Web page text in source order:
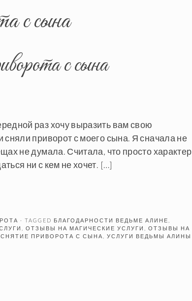
с сына
с сына
раз хочу выразить вам свою
сняли приворот с моего сына. Я сначала не
не думала. Считала, что просто характер
ни с кем не хочет. […]
· TAGGED БЛАГОДАРНОСТИ ВЕДЬМЕ АЛИНЕ
ОТЗЫВЫ НА МАГИЧЕСКИЕ УСЛУГИ
ОТЗЫВЫ НА
СНЯТИЕ ПРИВОРОТА С СЫНА УСЛУГИ ВЕДЬМЫ АЛИНЫ